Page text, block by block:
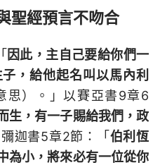
聖經預言不吻合
因此，主自己要給你們一
，給他起名叫以馬內利
思）。」以賽亞書9章6
生，有一子賜給我們，政
彌迦書5章2節：「 伯利恆
為小，將來必有一位從你